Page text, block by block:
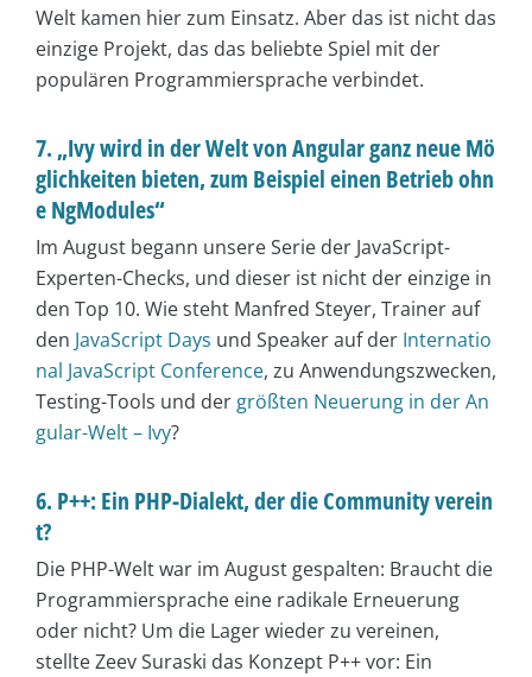
Welt kamen hier zum Einsatz. Aber das ist nicht das
einzige Projekt, das das beliebte Spiel mit der
populären Programmiersprache verbindet.
7. „Ivy wird in der Welt von Angular ganz neue Mö
glichkeiten bieten, zum Beispiel einen Betrieb ohn
e NgModules“
Im August begann unsere Serie der JavaScript-
Experten-Checks, und dieser ist nicht der einzige in
den Top 10. Wie steht Manfred Steyer, Trainer auf
den JavaScript Days und Speaker auf der Internatio
nal JavaScript Conference, zu Anwendungszwecken,
Testing-Tools und der größten Neuerung in der An
gular-Welt – Ivy?
6. P++: Ein PHP-Dialekt, der die Community verein
t?
Die PHP-Welt war im August gespalten: Braucht die
Programmiersprache eine radikale Erneuerung
oder nicht? Um die Lager wieder zu vereinen,
stellte Zeev Suraski das Konzept P++ vor: Ein